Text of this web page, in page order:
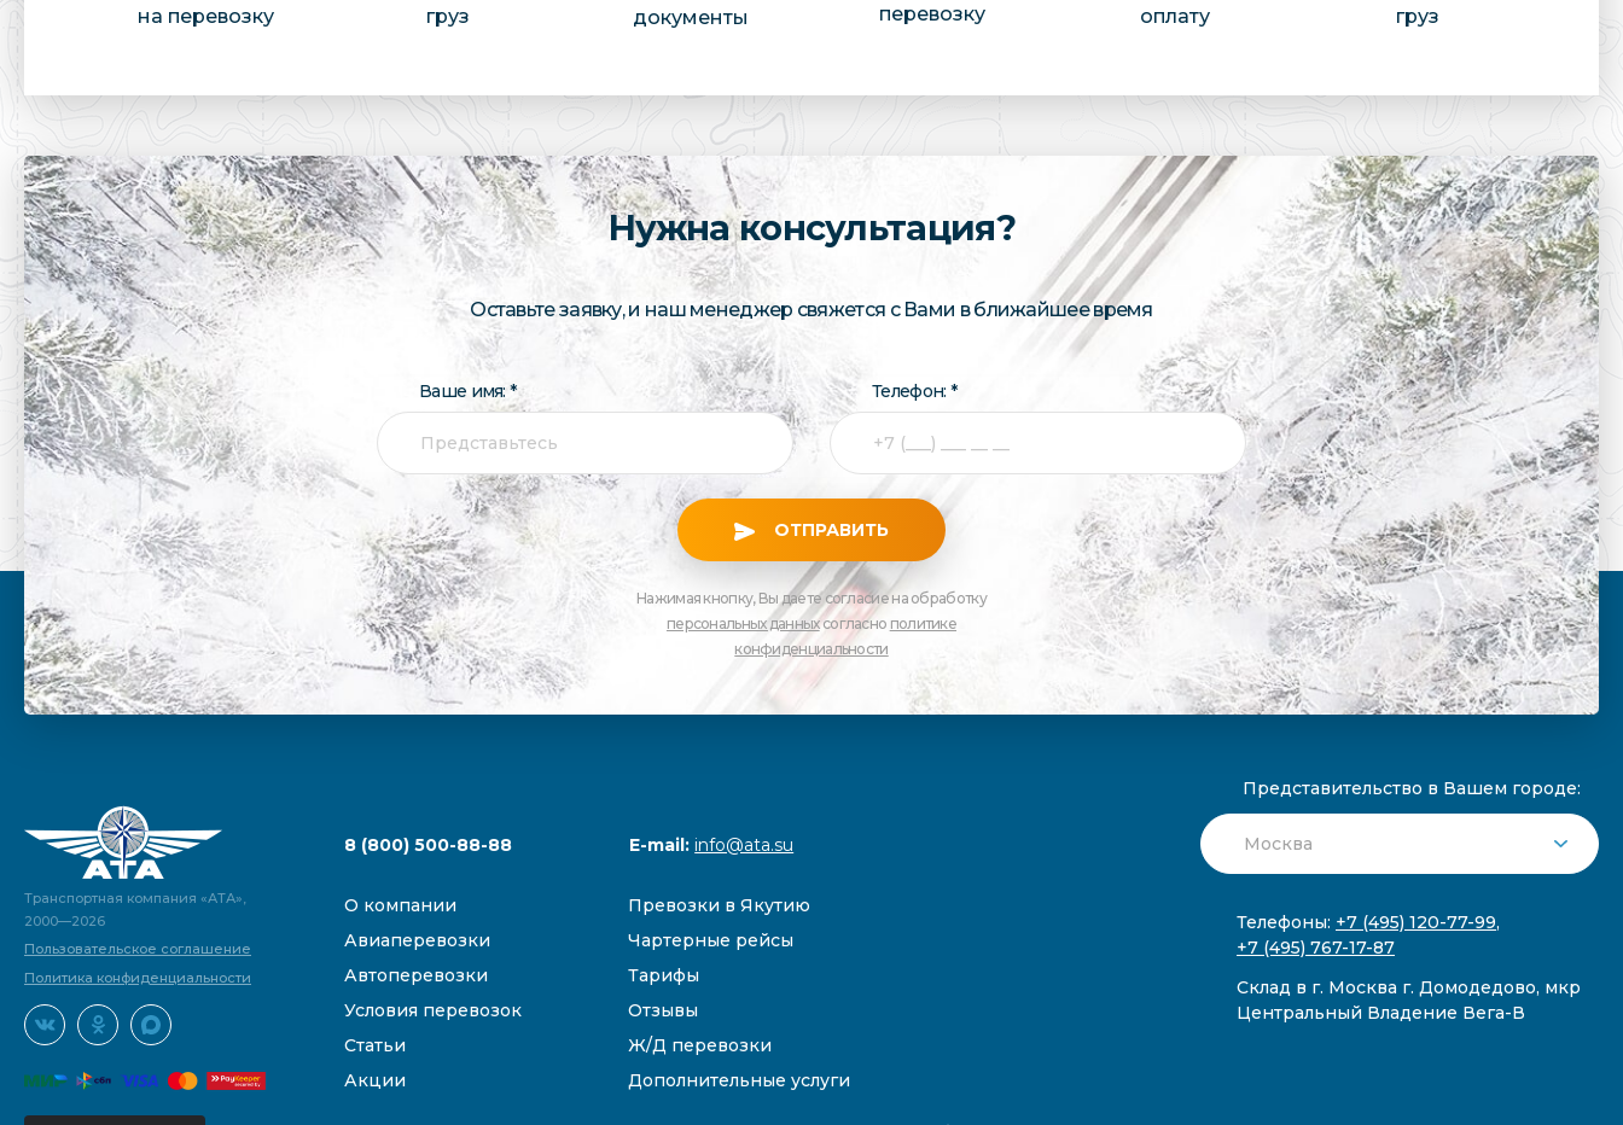
на перевозку
груз
документы
перевозку
оплату
груз
Нужна консультация?
Оставьте заявку, и наш менеджер свяжется с Вами в ближайшее время
Ваше имя: * Телефон: *
ОТПРАВИТЬ
Нажимая кнопку, Вы даете согласие на обработку
персональных данныхсогласно политике
конфиденциальности
Транспортная компания «АТА»,
2000—2026
Пользовательское соглашение
Политика конфиденциальности
8 (800) 500-88-88 E-mail:info@ata.su
О компании
Превозки в Якутию
Авиаперевозки
Чартерные рейсы
Автоперевозки
Тарифы
Условия перевозок
Отзывы
Статьи
Ж/Д перевозки
Акции
Дополнительные услуги
Представительство в Вашем городе:
Телефоны: +7 (495) 120-77-99,
+7 (495) 767-17-87
Склад в г. Москва г. Домодедово, мкр
Центральный Владение Вега-В